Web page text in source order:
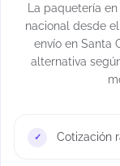
La paquetería
nacional desde
envío en Santa
alternativa
Cotización